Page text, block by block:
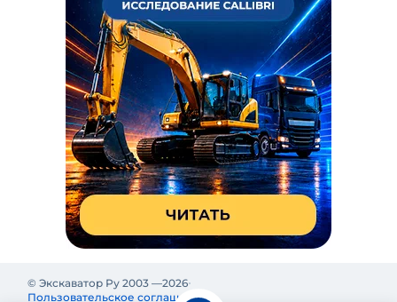
© Экскаватор Ру 2003 —2026
Пользовательское соглашение